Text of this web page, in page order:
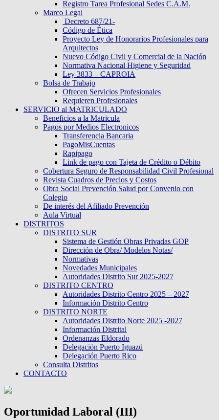
Registro Tarea Profesional Sedes C.A.M.
Marco Legal
Decreto 687/21-
Código de Ética
Proyecto Ley de Honorarios Profesionales para
Arquitectos
Nuevo Código Civil y Comercial de la Nación
Normativa Nacional Higiene y Seguridad
Ley 3833 – CAPROIA
Bolsa de Trabajo
Ofrecen Servicios Profesionales
Requieren Profesionales
SERVICIO al MATRICULADO
Beneficios a la Matricula
Pagos por Medios Electronicos
Transferencia Bancaria
PagoMisCuentas
Rapipago
Link de pago con Tajeta de Crédito o Débito
Cobertura Seguro de Responsabilidad Civil Profesional
Revista Cuadros de Precios y Costos
Obra Social Prevención Salud por Convenio con
Colegio
De interés del Afiliado Prevención
Aula Virtual
DISTRITOS
DISTRITO SUR
Sistema de Gestión Obras Privadas GOP
Dirección de Obra/ Modelos Notas/
Normativas
Novedades Municipales
Autoridades Distrito Sur 2025-2027
DISTRITO CENTRO
Autoridades Distrito Centro 2025 – 2027
Información Distrito Centro
DISTRITO NORTE
Autoridades Distrito Norte 2025 -2027
Información Distrital
Ordenanzas Eldorado
Delegación Puerto Iguazú
Delegación Puerto Rico
Consulta Distritos
CONTACTO
Oportunidad Laboral (III)